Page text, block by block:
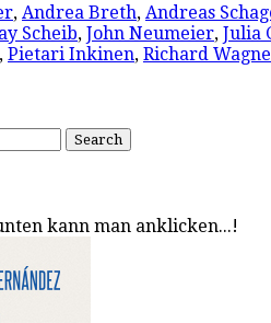
, Andrea Breth, Andreas
Scheib, John Neumeier, Julia
, Pietari Inkinen, Richard
kann man anklicken...!